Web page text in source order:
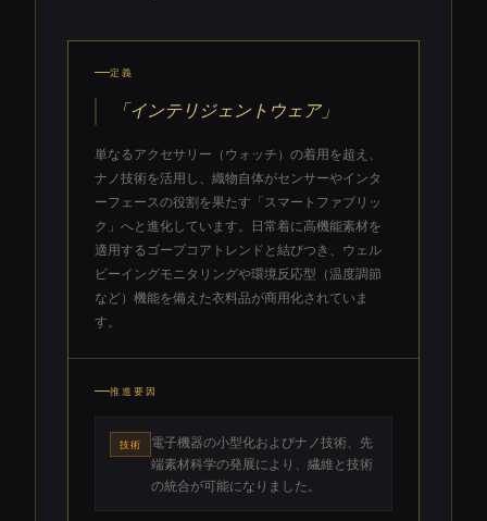
定義
「インテリジェントウェア」
単なるアクセサリー（ウォッチ）の着用を超え、
ナノ技術を活用し、織物自体がセンサーやインタ
ーフェースの役割を果たす「スマートファブリッ
ク」へと進化しています。日常着に高機能素材を
適用するゴープコアトレンドと結びつき、ウェル
ビーイングモニタリングや環境反応型（温度調節
など）機能を備えた衣料品が商用化されていま
す。
推進要因
技術
電子機器の小型化およびナノ技術、先
端素材科学の発展により、繊維と技術
の統合が可能になりました。